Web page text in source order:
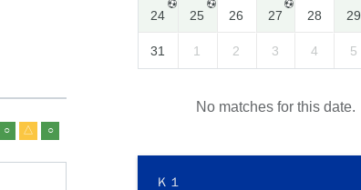
○ △ ○
24 25 26 27 28 29
31 1 2 3 4 5
No matches for this date.
Ｋ１